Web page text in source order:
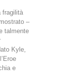
fragilità
–
talmente
Kyle,
e